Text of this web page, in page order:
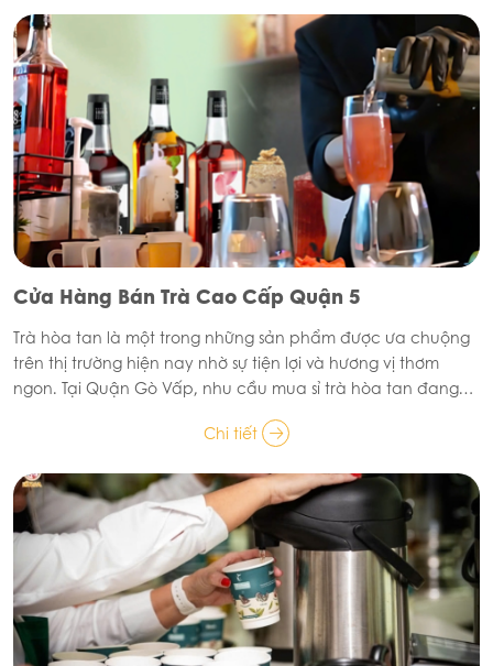
chủ đề sáng tạo menu đồ uống mùa hè. Sự kiện không chỉ
là buổi giới thiệu sản phẩm mà còn là một hành trình trải
nghiệm vị giác đầy cảm hứng, thu hút sự tham gia của
đông đảo các chuyên gia pha chế, chủ quán cà phê và
đối tác chiến lược.
Cửa Hàng Bán Trà Cao Cấp Quận 5
Trà hòa tan là một trong những sản phẩm được ưa chuộng
trên thị trường hiện nay nhờ sự tiện lợi và hương vị thơm
ngon. Tại Quận Gò Vấp, nhu cầu mua sỉ trà hòa tan đang
ngày càng tăng cao, đặc biệt là trong các quán cà phê,
nhà hàng, khách sạn và các đại lý bán lẻ. Nếu bạn đang
này, hãy cùng tìm hiểu những thông tin hữu ích dưới đây.
Chi tiết